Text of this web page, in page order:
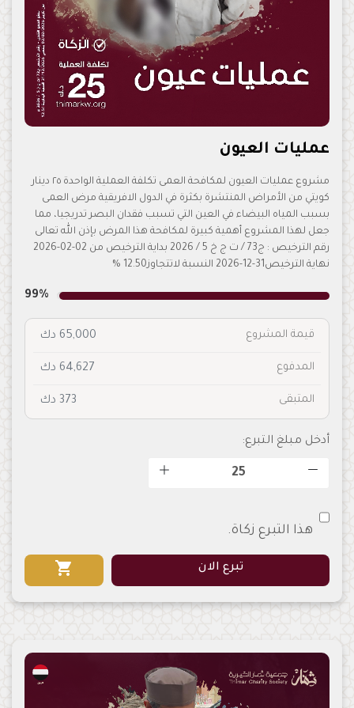
عمليات العيون
مشروع عمليات العيون لمكافحة العمى تكلفة العملية الواحدة ٢٥ دينار
كويتي من الأمراض المنتشرة بكثرة في الدول الافريقية مرض العمى
بسبب المياه البيضاء في العين التي تسبب فقدان البصر تدريجيا، مما
جعل لهذا المشروع أهمية كبيرة لمكافحة هذا المرض بإذن الله تعالى
رقم الترخيص : ج73 / ت ج خ 5 / 2026 بداية الترخيص من 02-02-2026
نهاية الترخيص31-12-2026 النسبة لاتتجاوز12.50 %
99%
قيمة المشروع 65,000 دك
المدفوع 64,627 دك
المتبقى 373 دك
أدخل مبلغ التبرع:
هذا التبرع زكاة.
تبرع الان shopping_cart